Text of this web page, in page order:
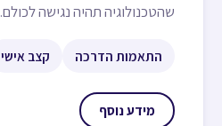
שהטכנולוגיה תהיה נגישה לכולם.
התאמות הדרכה קצב אישי
מידע נוסף